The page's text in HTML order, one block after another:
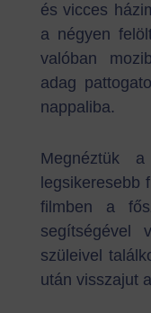
és vicces
a négyen
valóban
adag
nappaliba.
Megnéztük
legsikeresebb
filmben a
segítségével
szüleivel
után visszajut